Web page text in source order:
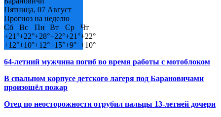
Пятница, 07 Август
Прогноз на неделю
Сб
Вс Пн Вт Ср
Чт
+21°+22°+28°+22°+21°+22°
+12°+10°+12°+15°+9° +10°
64-летний мужчина погиб во время работы с мотоблоком
В спальном корпусе детского лагеря под Барановичами
произошёл пожар
Отец по неосторожности отрубил пальцы 13-летней дочери